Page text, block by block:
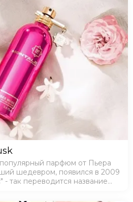
парфюм от Пьера
шедевром, появился в 2009
- так переводится название
хорошо раскры…